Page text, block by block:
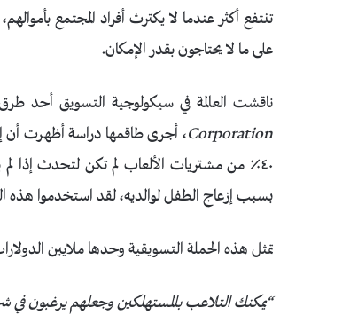
تنتفع أكثر عندما لا يكترث أفراد المجتمع
على ما لا يحتاجون بقدر الإمكان.
ناقشت العالمة في سيكولوجية التسويق أحد
Corporation
٤٠٪ من مشتريات الألعاب لم تكن لتحدث إذا
بسبب إزعاج الطفل لوالديه، لقد استخدموا هذه
تمثل هذه الحملة التسويقية وحدها ملايين
“يمكنك التلاعب بالمستهلكين وجعلهم يرغبون في